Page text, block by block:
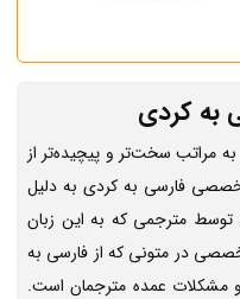
به کردی
مراتب سخت‌تر و پیچیده‌تر از
فارسی به کردی به دلیل
مترجمی که به این زبان
در متونی که از فارسی به
مشکلات عمده مترجمان است.